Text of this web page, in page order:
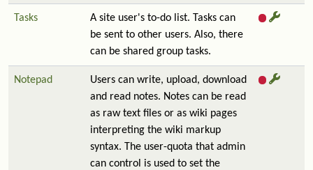
Tasks
A site user's to-do list. Tasks can
be sent to other users. Also, there
can be shared group tasks.
Notepad
Users can write, upload, download
and read notes. Notes can be read
as raw text files or as wiki pages
interpreting the wiki markup
syntax. The user-quota that admin
can control is used to set the